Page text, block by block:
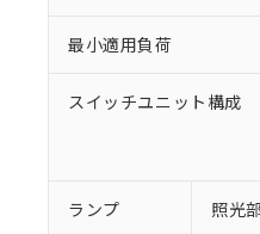
最小適用負荷
スイッチユニット構成
ランプ 照光